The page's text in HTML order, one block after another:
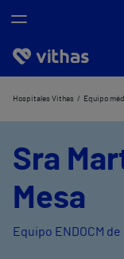
Nosotros
Hospitales Vithas Equipo
Sra
Mesa
Equipo ENDOCM